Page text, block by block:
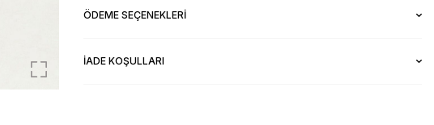
ÖDEME SEÇENEKLERI
İADE KOŞULLARI